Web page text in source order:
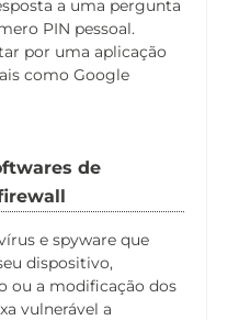
a uma pergunta
PIN pessoal.
por uma aplicação
como Google
de
e spyware que
dispositivo,
ou a modificação dos
vulnerável a